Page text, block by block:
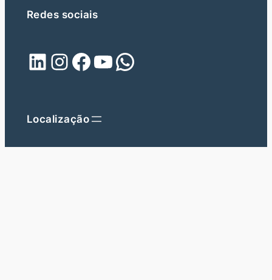
Redes sociais
LinkedIn Instagram Facebook Youtube WhatsApp
Localização